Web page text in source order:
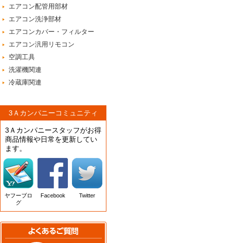
エアコン配管用部材
エアコン洗浄部材
エアコンカバー・フィルター
エアコン汎用リモコン
空調工具
洗濯機関連
冷蔵庫関連
3Ａカンパニーコミュニティ
3Ａカンパニースタッフがお得
商品情報や日常を更新してい
ます。
ヤフーブロ
グ
Facebook Twitter